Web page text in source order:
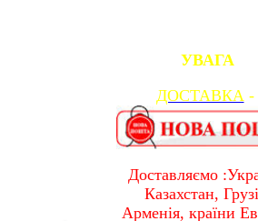
УВАГА
ДОСТАВКА-
Доставляємо
Казахстан,
Арменія, країни